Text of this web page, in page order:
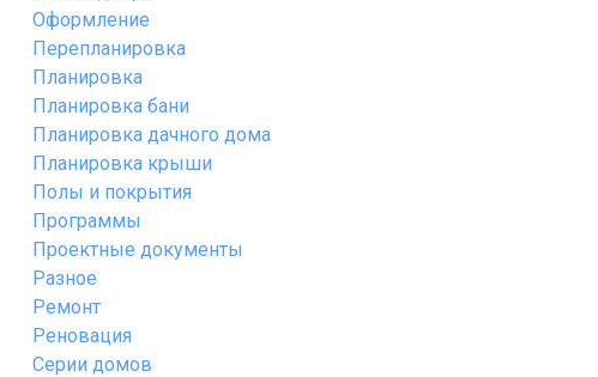
Оформление
Перепланировка
Планировка
Планировка бани
Планировка дачного дома
Планировка крыши
Полы и покрытия
Программы
Проектные документы
Разное
Ремонт
Реновация
Серии домов